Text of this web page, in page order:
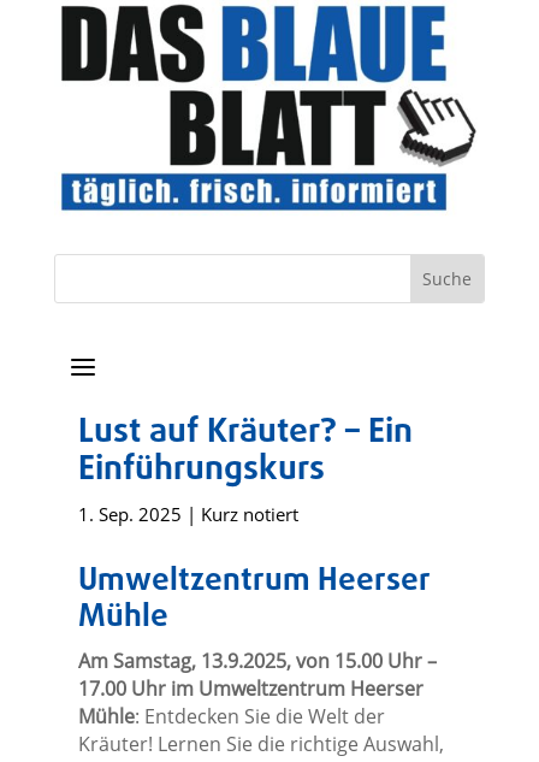
a
Lust auf Kräuter? – Ein
Einführungskurs
1. Sep. 2025 | Kurz notiert
Umweltzentrum Heerser
Mühle
Am Samstag, 13.9.2025, von 15.00 Uhr –
17.00 Uhr im Umweltzentrum Heerser
Mühle: Entdecken Sie die Welt der
Kräuter! Lernen Sie die richtige Auswahl,